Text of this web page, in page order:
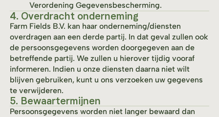
Verordening Gegevensbescherming.
4. Overdracht onderneming
Farm Fields B.V. kan haar onderneming/diensten
overdragen aan een derde partij. In dat geval zullen ook
de persoonsgegevens worden doorgegeven aan de
betreffende partij. We zullen u hierover tijdig vooraf
informeren. Indien u onze diensten daarna niet wilt
blijven gebruiken, kunt u ons verzoeken uw gegevens
te verwijderen.
5. Bewaartermijnen
Persoonsgegevens worden niet langer bewaard dan